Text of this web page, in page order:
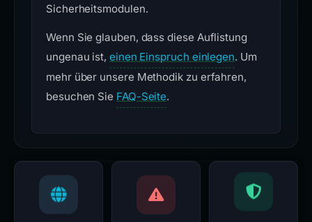
Sicherheitsmodulen.
Wenn Sie glauben, dass diese Auflistung
ungenau ist, einen Einspruch einlegen. Um
mehr über unsere Methodik zu erfahren,
besuchen Sie FAQ-Seite.